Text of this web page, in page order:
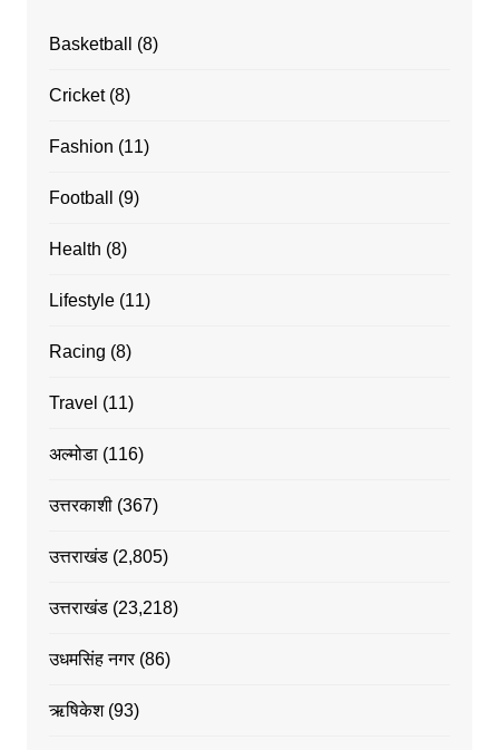
Basketball (8)
Cricket(8)
Fashion (11)
Football (9)
Health (8)
Lifestyle(11)
Racing (8)
Travel (11)
अल्मोडा(116)
उत्तरकाशी(367)
उत्तराखंड(2,805)
उत्तराखंड(23,218)
उधमसिंह नगर(86)
ऋषिकेश(93)